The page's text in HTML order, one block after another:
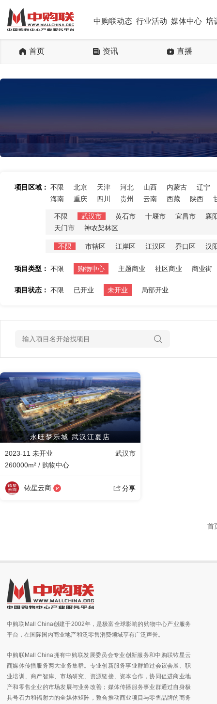
中购联动态 行业活动 媒体中心 培
首页 资讯 直播
项目区域： 不限 北京 天津 河北 山西 内蒙古
辽宁
海南
重庆 四川 贵州 云南 西藏 陕西
不限 武汉市 黄石市 十堰市 宜昌市
襄
天门市
神农架林区
不限 市辖区 江岸区 江汉区 乔口区 汉
项目类型： 不限 购物中心 主题商业 社区商业 商业街
项目状态： 不限 已开业 未开业 局部开业
永旺梦乐城 武汉江夏店
2023-11 未开业
武汉市
260000m² / 购物中心
铱星云商 分享
首
中购联Mall China创建于2002年，是极富全球影响的购物中心产业服务
平台，在国际国内商业地产和泛零售消费领域享有广泛声誉。
中购联Mall China拥有中购联发展委员会专业创新服务和中购联铱星云
商媒体传播服务两大业务集群。专业创新服务事业群通过会议会展、职
业培训、商产智库、市场研究、资源链接、资本合作，协同促进商业地
产和零售企业的市场发展与业务改善；媒体传播服务事业群通过自身极
具号召力和辐射力的全媒体矩阵，整合推动商业项目与零售品牌的商务